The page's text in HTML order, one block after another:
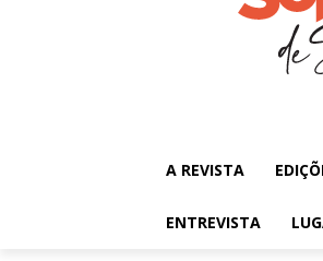
A REVISTA
ENTREVISTA